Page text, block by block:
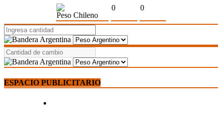
Peso Chileno
0 0
ESPACIO PUBLICITARIO